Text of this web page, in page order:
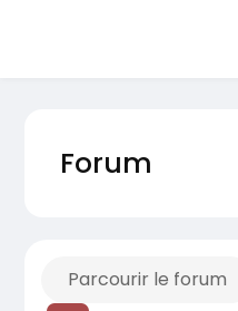
Forum
Parcourir le forum